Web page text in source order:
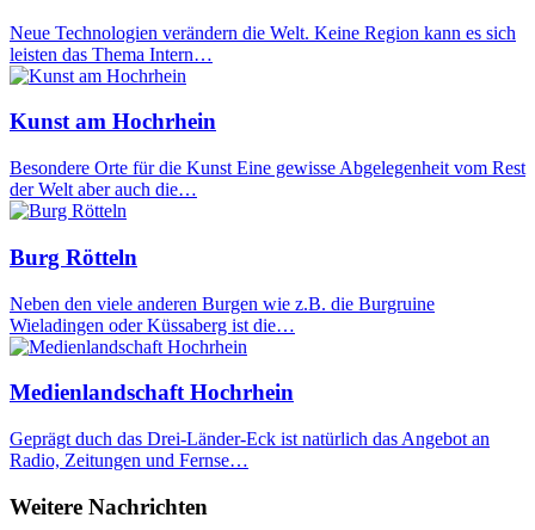
Neue Technologien verändern die Welt. Keine Region kann es sich
leisten das Thema Intern…
Kunst am Hochrhein
Besondere Orte für die Kunst Eine gewisse Abgelegenheit vom Rest
der Welt aber auch die…
Burg Rötteln
Neben den viele anderen Burgen wie z.B. die Burgruine
Wieladingen oder Küssaberg ist die…
Medienlandschaft Hochrhein
Geprägt duch das Drei-Länder-Eck ist natürlich das Angebot an
Radio, Zeitungen und Fernse…
Weitere Nachrichten